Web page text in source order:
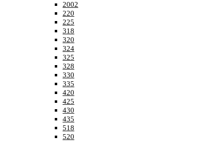
2002
220
225
318
320
324
325
328
330
335
420
425
430
435
518
520